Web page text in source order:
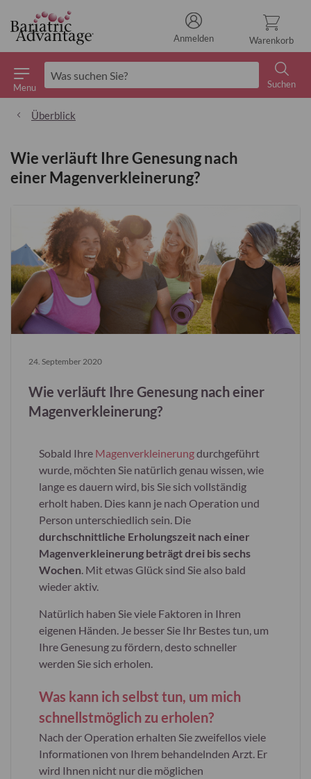
Menu
Suchen
Warenkorb
Anmelden
Überblick
Wie verläuft Ihre Genesung nach
einer Magenverkleinerung?
24. September 2020
Wie verläuft Ihre Genesung nach einer
Magenverkleinerung?
Sobald Ihre Magenverkleinerungdurchgeführt
wurde, möchten Sie natürlich genau wissen, wie
lange es dauern wird, bis Sie sich vollständig
erholt haben. Dies kann je nach Operation und
Person unterschiedlich sein. Die
durchschnittliche Erholungszeit nach einer
Magenverkleinerung beträgt drei bis sechs
Wochen. Mit etwas Glück sind Sie also bald
wieder aktiv.
Natürlich haben Sie viele Faktoren in Ihren
eigenen Händen. Je besser Sie Ihr Bestes tun, um
Ihre Genesung zu fördern, desto schneller
werden Sie sich erholen.
Was kann ich selbst tun, um mich
schnellstmöglich zu erholen?
Nach der Operation erhalten Sie zweifellos viele
Informationen von Ihrem behandelnden Arzt. Er
wird Ihnen nicht nur die möglichen